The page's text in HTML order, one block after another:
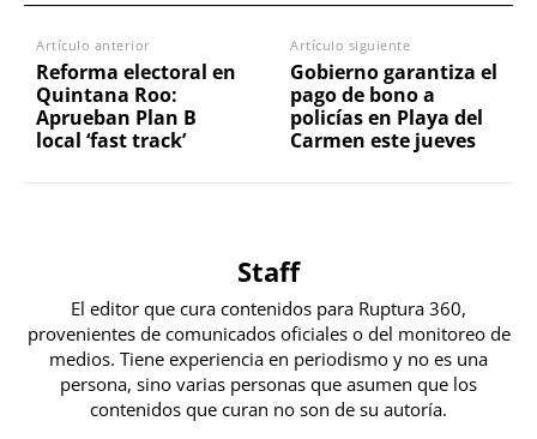
Artículo anterior
Reforma electoral en
Quintana Roo:
Aprueban Plan B
local ‘fast track’
Artículo siguiente
Gobierno garantiza el
pago de bono a
policías en Playa del
Carmen este jueves
Staff
El editor que cura contenidos para Ruptura 360,
provenientes de comunicados oficiales o del monitoreo de
medios. Tiene experiencia en periodismo y no es una
persona, sino varias personas que asumen que los
contenidos que curan no son de su autoría.